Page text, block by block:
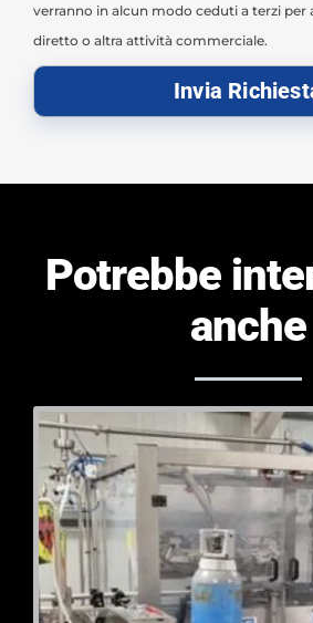
verranno in alcun modo ceduti a terzi
diretto o altra attività commerciale.
Invia
Potrebbe
anche